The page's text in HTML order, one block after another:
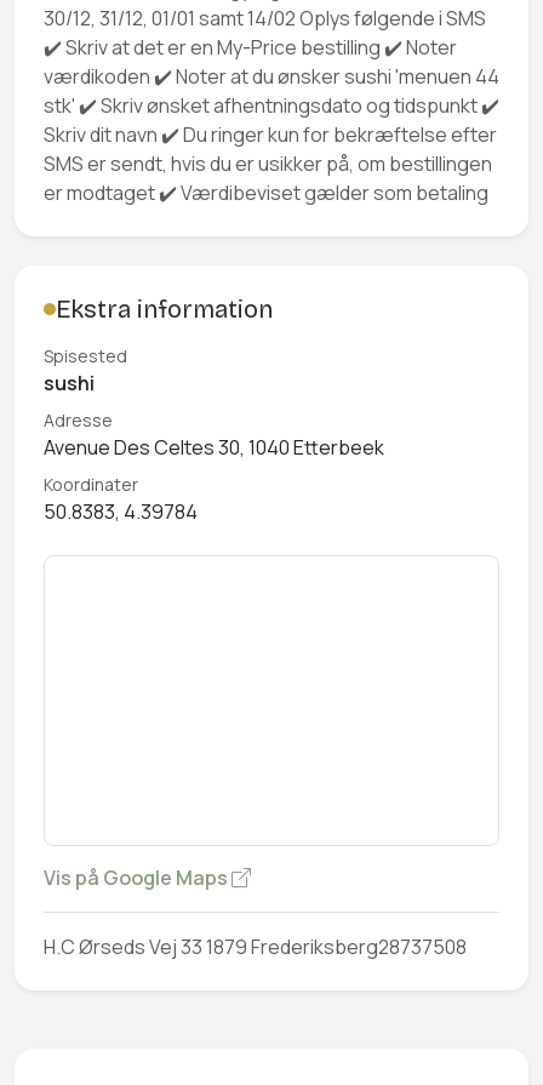
30/12, 31/12, 01/01 samt 14/02 Oplys følgende i SMS
✔️ Skriv at det er en My-Price bestilling ✔️ Noter
værdikoden ✔️ Noter at du ønsker sushi 'menuen 44
stk' ✔️ Skriv ønsket afhentningsdato og tidspunkt ✔️
Skriv dit navn ✔️ Du ringer kun for bekræftelse efter
SMS er sendt, hvis du er usikker på, om bestillingen
er modtaget ✔️ Værdibeviset gælder som betaling
Ekstra information
Spisested
sushi
Adresse
Avenue Des Celtes 30, 1040 Etterbeek
Koordinater
50.8383, 4.39784
Vis på Google Maps
H.C Ørseds Vej 33 1879 Frederiksberg28737508